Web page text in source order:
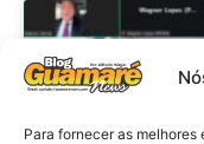
Para fornecer as